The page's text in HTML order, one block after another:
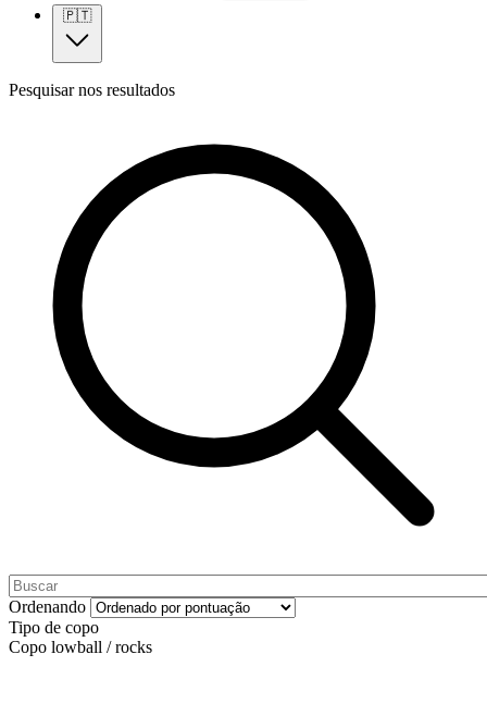
🇵🇹
Pesquisar nos resultados
Ordenando
Tipo de copo
Copo lowball / rocks